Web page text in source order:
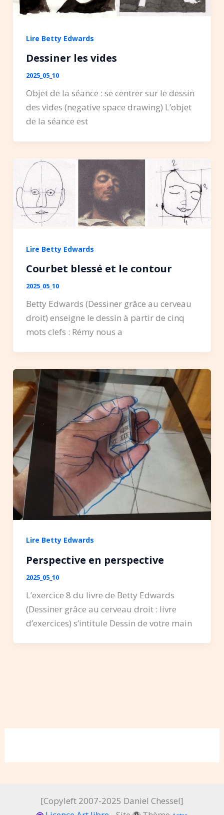
Lire Betty Edwards
Dessiner les vides
2025_05_10
Objet de la séance : se centrer sur le dessin
des vides (negative space drawing) L’objet
de la séance est
Lire Betty Edwards
Courbet blessé et le contour
2025_05_10
Betty Edwards (Dessiner grâce au cerveau
droit) enseigne le dessin à partir de cinq
mots clefs : Rémy nous a
Lire Betty Edwards
Perspective en perspective
2025_05_10
L’exercice 8 du livre de Betty Edwards
(Dessiner grâce au cerveau droit : livre
d’exercices) s’intitule Dessin de votre main
[Copyleft 2007-2025 Daniel Chessel]